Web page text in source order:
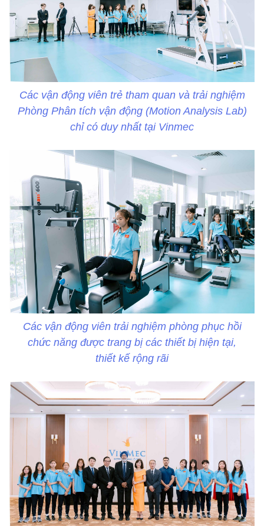
Các vận động viên trẻ tham quan và trải nghiệm
Phòng Phân tích vận động (Motion Analysis Lab)
chỉ có duy nhất tại Vinmec
Các vận động viên trải nghiệm phòng phục hồi
chức năng được trang bị các thiết bị hiện tại,
thiết kế rộng rãi